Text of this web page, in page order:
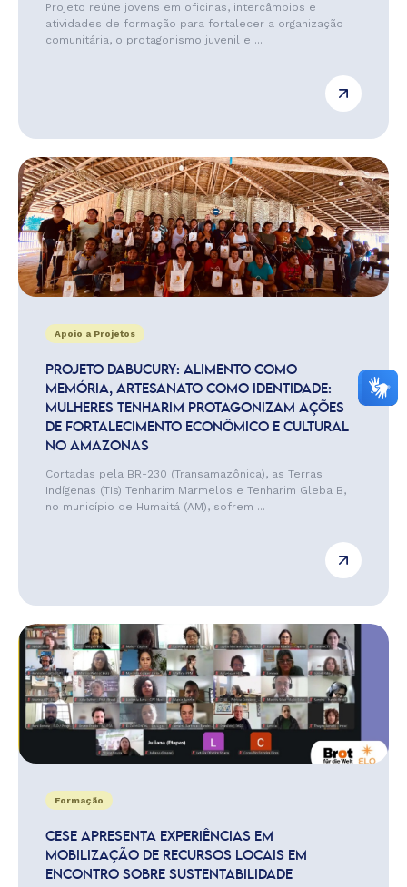
Projeto reúne jovens em oficinas, intercâmbios e
atividades de formação para fortalecer a organização
comunitária, o protagonismo juvenil e ...
Apoio a Projetos
PROJETO DABUCURY: ALIMENTO COMO
MEMÓRIA, ARTESANATO COMO IDENTIDADE:
MULHERES TENHARIM PROTAGONIZAM AÇÕES
DE FORTALECIMENTO ECONÔMICO E CULTURAL
NO AMAZONAS
Cortadas pela BR-230 (Transamazônica), as Terras
Indígenas (TIs) Tenharim Marmelos e Tenharim Gleba B,
no município de Humaitá (AM), sofrem ...
Formação
CESE APRESENTA EXPERIÊNCIAS EM
MOBILIZAÇÃO DE RECURSOS LOCAIS EM
ENCONTRO SOBRE SUSTENTABILIDADE